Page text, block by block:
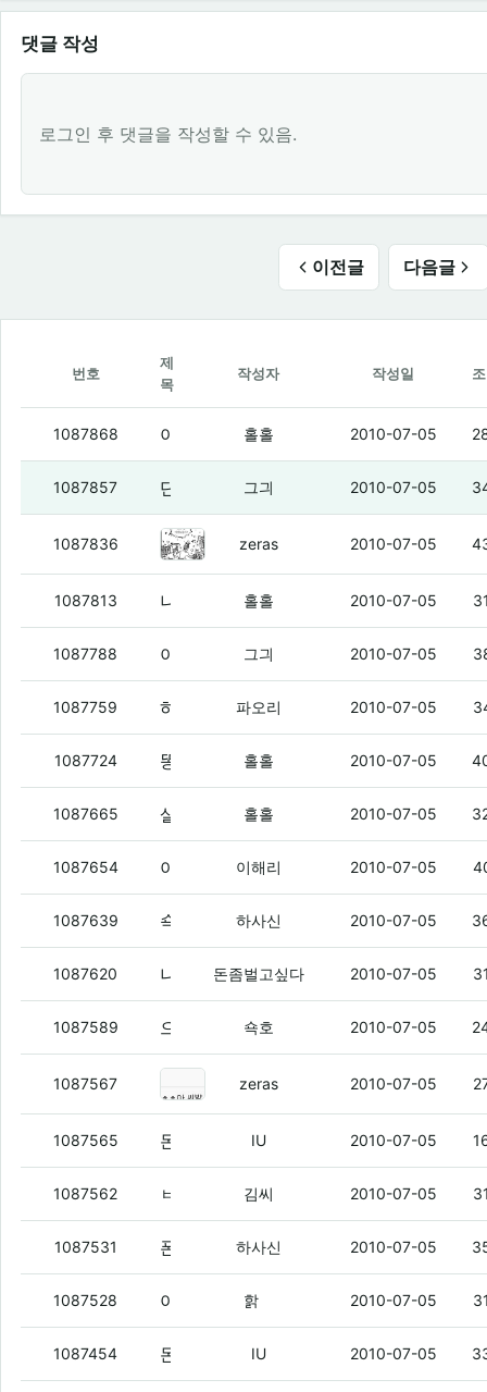
댓글 작성
로그인 후 댓글을 작성할 수 있음.
이전글 다음글
번호
제
목
작성자 작성일
1087868 (3)
홀홀 2010-07-05
1087857 (1)
그긔 2010-07-05
1087836 돈좀벌고싶다의 현심정.gif(5)
zeras 2010-07-05
1087813 홀홀 2010-07-05
1087788 그긔 2010-07-05
1087759 (5)파오리 2010-07-05
1087724 홀홀 2010-07-05
1087665 (7)
홀홀 2010-07-05
1087654 이해리 2010-07-05
1087639 하사신 2010-07-05
1087620 돈좀벌고싶다 2010-07-05
1087589 (7)
쇽호 2010-07-05
1087567 돈벌형불쌍하당. (2)
zeras 2010-07-05
1087565 IU 2010-07-05
1087562 (3)
김씨 2010-07-05
1087531 하사신 2010-07-05
1087528 (4)
핡 2010-07-05
1087454 IU 2010-07-05